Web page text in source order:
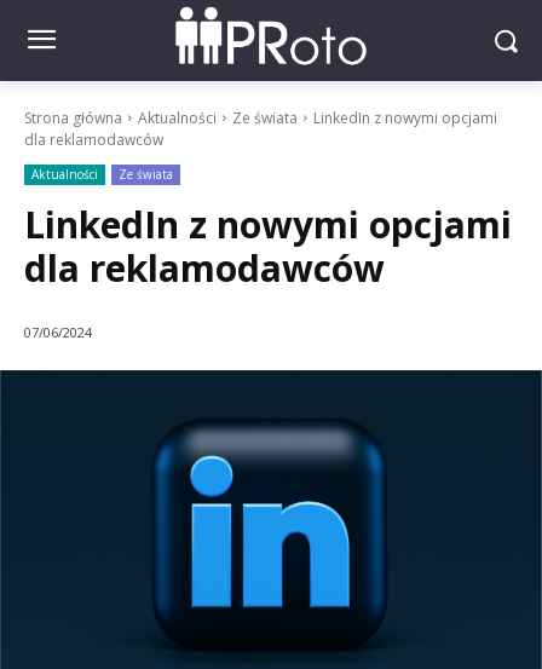
Strona główna Aktualności Ze świata
LinkedIn z nowymi opcjami
dla reklamodawców
Aktualności Ze świata
LinkedIn z nowymi opcjami
dla reklamodawców
07/06/2024